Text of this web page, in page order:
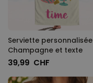
Serviette personnalisée
Champagne et texte
39,99 CHF